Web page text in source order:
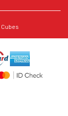
Cubes